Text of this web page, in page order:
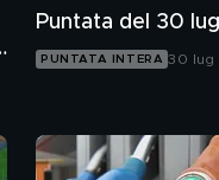
Puntata del 30
PUNTATA INTERA 30 lug